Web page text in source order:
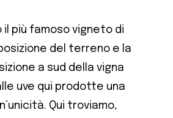
il più famoso vigneto di
del terreno e la
a sud della vigna
uve qui prodotte una
Qui troviamo,